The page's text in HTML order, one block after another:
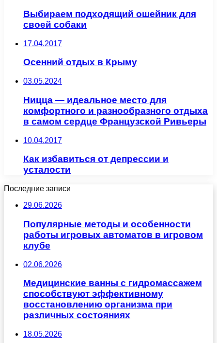
Выбираем подходящий ошейник для
своей собаки
17.04.2017
Осенний отдых в Крыму
03.05.2024
Ницца — идеальное место для
комфортного и разнообразного отдыха
в самом сердце Французской Ривьеры
10.04.2017
Как избавиться от депрессии и
усталости
Последние записи
29.06.2026
Популярные методы и особенности
работы игровых автоматов в игровом
клубе
02.06.2026
Медицинские ванны с гидромассажем
способствуют эффективному
восстановлению организма при
различных состояниях
18.05.2026